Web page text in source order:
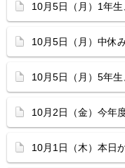
10月5日（月）1年
10月5日（月）中休
10月5日（月）5年
10月2日（金）今年
10月1日（木）本日